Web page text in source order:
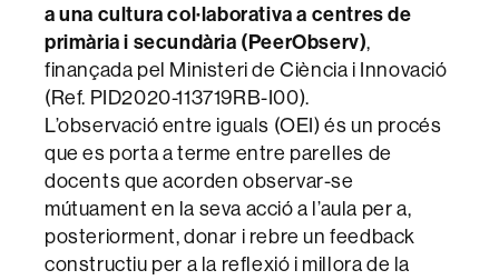
a una cultura col·laborativa a centres de
primària i secundària (PeerObserv),
finançada pel Ministeri de Ciència i Innovació
(Ref. PID2020-113719RB-I00).
L’observació entre iguals (OEI) és un procés
que es porta a terme entre parelles de
docents que acorden observar-se
mútuament en la seva acció a l’aula per a,
posteriorment, donar i rebre un feedback
constructiu per a la reflexió i millora de la